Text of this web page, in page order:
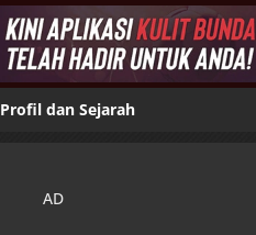
Profil dan Sejarah